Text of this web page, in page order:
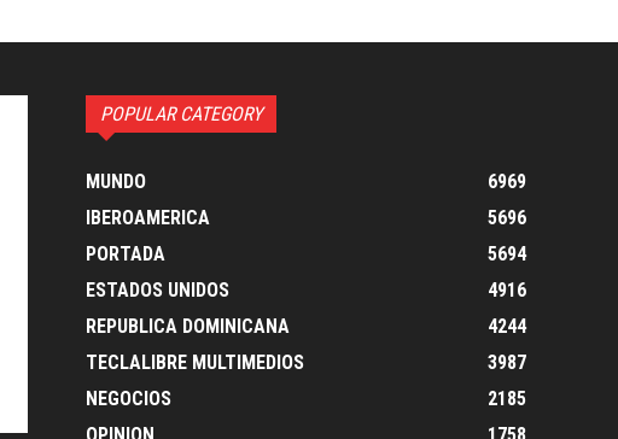
POPULAR CATEGORY
MUNDO
6969
IBEROAMERICA
5696
PORTADA
5694
ESTADOS UNIDOS
4916
REPUBLICA DOMINICANA
4244
TECLALIBRE MULTIMEDIOS
3987
NEGOCIOS
2185